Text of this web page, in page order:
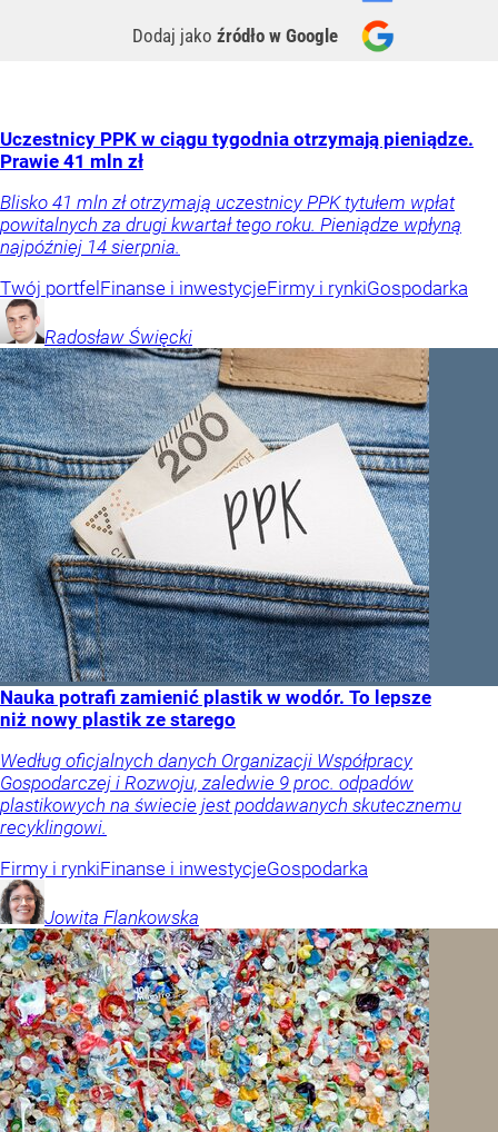
Dodaj jako źródło w Google
Uczestnicy PPK w ciągu tygodnia otrzymają pieniądze.
Prawie 41 mln zł
Blisko 41 mln zł otrzymają uczestnicy PPK tytułem wpłat
powitalnych za drugi kwartał tego roku. Pieniądze wpłyną
najpóźniej 14 sierpnia.
Twój portfel Finanse i inwestycjeFirmy i rynkiGospodarka
Radosław Święcki
Nauka potrafi zamienić plastik w wodór. To lepsze
niż nowy plastik ze starego
Według oficjalnych danych Organizacji Współpracy
Gospodarczej i Rozwoju, zaledwie 9 proc. odpadów
plastikowych na świecie jest poddawanych skutecznemu
recyklingowi.
Firmy i rynkiFinanse i inwestycjeGospodarka
Jowita Flankowska